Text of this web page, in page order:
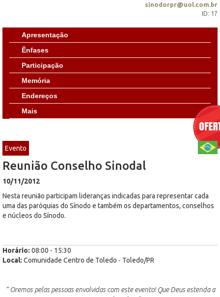
sinodorpr@uol.com.br
ID: 17
Apresentação
Ênfases
Participação
Memória
Endereços
Mais
Evento
Reunião Conselho Sinodal
10/11/2012
Nesta reunião participam lideranças indicadas para representar cada
uma das paróquias do Sínodo e também os departamentos, conselhos
e núcleos do Sínodo.
Horário: 08:00 - 15:30
Local: Comunidade Centro de Toledo - Toledo/PR
“ Oremos pelas pessoas envolvidas com este evento! Que Deus estenda a